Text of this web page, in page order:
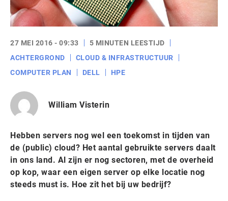
27 MEI 2016 - 09:33
5 MINUTEN LEESTIJD
ACHTERGROND
CLOUD & INFRASTRUCTUUR
COMPUTER PLAN
DELL HPE
William Visterin
Hebben servers nog wel een toekomst in tijden van
de (public) cloud? Het aantal gebruikte servers daalt
in ons land. Al zijn er nog sectoren, met de overheid
op kop, waar een eigen server op elke locatie nog
steeds must is. Hoe zit het bij uw bedrijf?